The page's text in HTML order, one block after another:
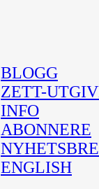
BLOGG
ZETT-
INFO
ABONNERE
ENGLISH